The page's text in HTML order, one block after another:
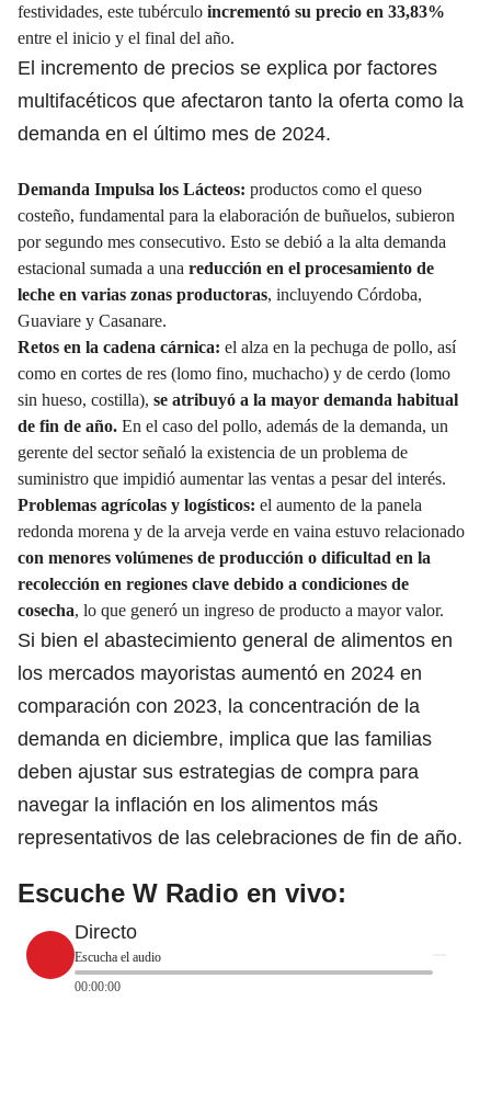
festividades, este tubérculo incrementó su precio en 33,83%
entre el inicio y el final del año.
El incremento de precios se explica por factores
multifacéticos que afectaron tanto la oferta como la
demanda en el último mes de 2024.
Demanda Impulsa los Lácteos: productos como el queso
costeño, fundamental para la elaboración de buñuelos, subieron
por segundo mes consecutivo. Esto se debió a la alta demanda
estacional sumada a una reducción en el procesamiento de
leche en varias zonas productoras, incluyendo Córdoba,
Guaviare y Casanare.
Retos en la cadena cárnica: el alza en la pechuga de pollo, así
como en cortes de res (lomo fino, muchacho) y de cerdo (lomo
sin hueso, costilla), se atribuyó a la mayor demanda habitual
de fin de año. En el caso del pollo, además de la demanda, un
gerente del sector señaló la existencia de un problema de
suministro que impidió aumentar las ventas a pesar del interés.
Problemas agrícolas y logísticos: el aumento de la panela
redonda morena y de la arveja verde en vaina estuvo relacionado
con menores volúmenes de producción o dificultad en la
recolección en regiones clave debido a condiciones de
cosecha, lo que generó un ingreso de producto a mayor valor.
Si bien el abastecimiento general de alimentos en
los mercados mayoristas aumentó en 2024 en
comparación con 2023, la concentración de la
demanda en diciembre, implica que las familias
deben ajustar sus estrategias de compra para
navegar la inflación en los alimentos más
representativos de las celebraciones de fin de año.
Escuche W Radio en vivo:
Directo
Escucha el audio
00:00:00